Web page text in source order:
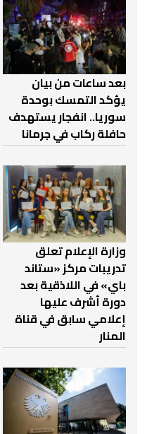
بعد ساعات من بيان
يؤكد التمسك بوحدة
سوريا.. انفجار يستهدف
حافلة ركاب في جرمانا
وزارة الإعلام تعلق
تدريبات مركز «ستاند
باي» في اللاذقية بعد
دورة أشرف عليها
إعلامي سابق في قناة
المنار